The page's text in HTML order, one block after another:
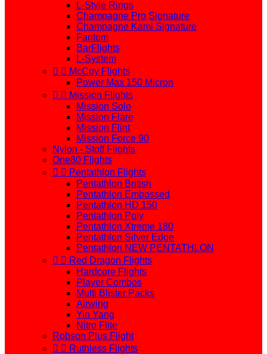
L-Style Rings
Champagne Pro Signature
Champagne Kami Signature
Fantom
BarFlights
L-System
  McCoy Flights
Power Max 150 Micron
  Mission Flights
Mission Solo
Mission Flare
Mission Flint
Mission Force 90
Nylon - Stoff Flights
One80 Flights
  Pentathlon Flights
Pentathlon British
Pentathlon Embossed
Pentathlon HD 150
Pentathlon Poly
Pentathlon Xtreme 180
Pentathlon Silver Edge
Pentathlon NEW PENTATHLON
  Red Dragon Flights
Hardcore Flights
Player Combos
Multi Blister Packs
Airwing
Yin Yang
Nitro Flite
Robson Plus Flight
  Ruthless Flights